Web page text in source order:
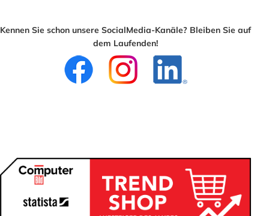
Kennen Sie schon unsere SocialMedia-Kanäle? Bleiben Sie auf
dem Laufenden!